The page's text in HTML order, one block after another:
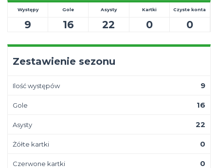
Występy
9
Gole
16
Asysty
22
Kartki
0
Czyste konta
0
Zestawienie sezonu
Ilość występów 9
Gole 16
Asysty 22
Żółte kartki 0
Czerwone kartki 0